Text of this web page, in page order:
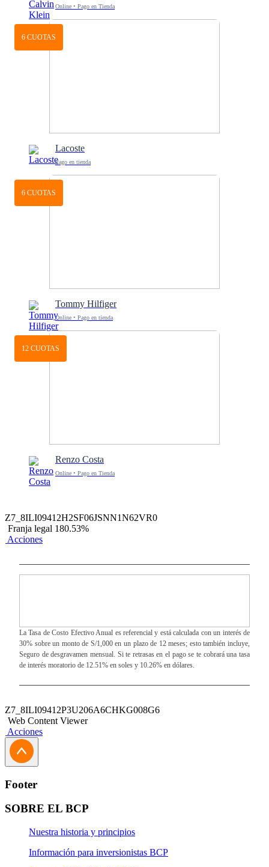
Online • Pago en Tienda
6 CUOTAS
Lacoste
Pago en tienda
6 CUOTAS
Tommy Hilfiger
Online • Pago en tienda
12 CUOTAS
Renzo Costa
Online • Pago en Tienda
Z7_8ILI09412H2SF06JSNN1N62VR0
Franja legal 180.53%
Acciones
La Tasa de Costo Efectivo Anual es referencial y está calculada con un interés de
30% sobre un monto de S/1,000 en un plazo de 12 meses; esto también incluye,
Seguro de desgravamen mensual. Si te retrasas en el pago se te cobrará una tasa
de interés moratorio de 12.51% en soles y 10.26% en dólares.
Z7_8ILI09412P3U206A6CHKG008G6
Web Content Viewer
Acciones
Footer
SOBRE EL BCP
Nuestra historia y principios
Información para inversionistas BCP